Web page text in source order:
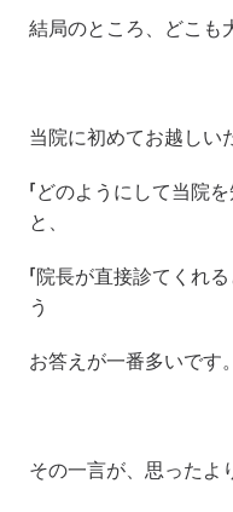
結局のところ、どこも
当院に初めてお越しい
「どのようにして当院
と、
「院長が直接診てくれ
う
お答えが一番多いです。
その一言が、思ったよ